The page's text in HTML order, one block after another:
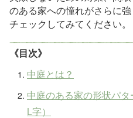
のある家への憧れがさらに
チェックしてみてください。
《目次》
中庭とは？
中庭のある家の形状パタ
L字）